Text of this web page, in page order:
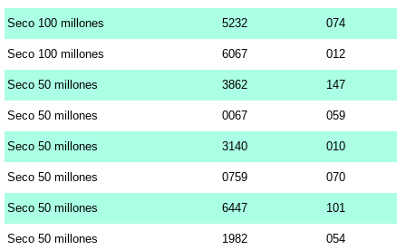
Seco 100 millones 5232 074
Seco 100 millones 6067 012
Seco 50 millones 3862 147
Seco 50 millones 0067 059
Seco 50 millones 3140 010
Seco 50 millones 0759 070
Seco 50 millones 6447 101
Seco 50 millones 1982 054